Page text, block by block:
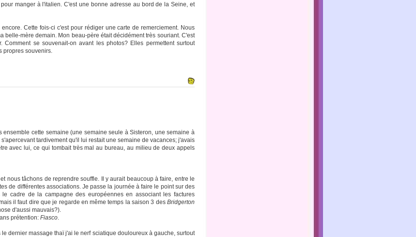
manger à l'italien. C'est une bonne adresse au bord de la Seine, et
Cette fois-ci c'est pour rédiger une carte de remerciement. Nous
belle-mère demain. Mon beau-père était décidément très souriant. C'est
se souvenait-on avant les photos? Elles permettent surtout
propres souvenirs.
ensemble cette semaine (une semaine seule à Sisteron, une semaine à
tardivement qu'il lui restait une semaine de vacances; j'avais
avec lui, ce qui tombait très mal au bureau, au milieu de deux appels
nous tâchons de reprendre souffle. Il y aurait beaucoup à faire, entre le
de différentes associations. Je passe la journée à faire le point sur des
cadre de la campagne des européennes en associant les factures
il faut dire que je regarde en même temps la saison 3 des Bridgerton
d'aussi mauvais?).
prétention: Fiasco.
dernier massage thaï j'ai le nerf sciatique douloureux à gauche, surtout